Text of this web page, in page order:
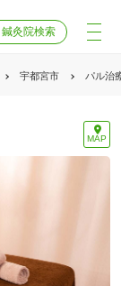
鍼灸院検索
宇都宮市 パル治
MAP